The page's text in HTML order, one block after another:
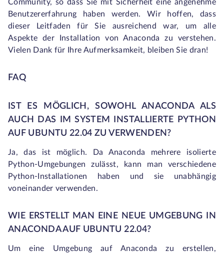
Community, so dass Sie mit Sicherheit eine angenehme
Benutzererfahrung haben werden. Wir hoffen, dass
dieser Leitfaden für Sie ausreichend war, um alle
Aspekte der Installation von Anaconda zu verstehen.
Vielen Dank für Ihre Aufmerksamkeit, bleiben Sie dran!
FAQ
IST ES MÖGLICH, SOWOHL ANACONDA ALS
AUCH DAS IM SYSTEM INSTALLIERTE PYTHON
AUF UBUNTU 22.04 ZU VERWENDEN?
Ja, das ist möglich. Da Anaconda mehrere isolierte
Python-Umgebungen zulässt, kann man verschiedene
Python-Installationen haben und sie unabhängig
voneinander verwenden.
WIE ERSTELLT MAN EINE NEUE UMGEBUNG IN
ANACONDA AUF UBUNTU 22.04?
Um eine Umgebung auf Anaconda zu erstellen,